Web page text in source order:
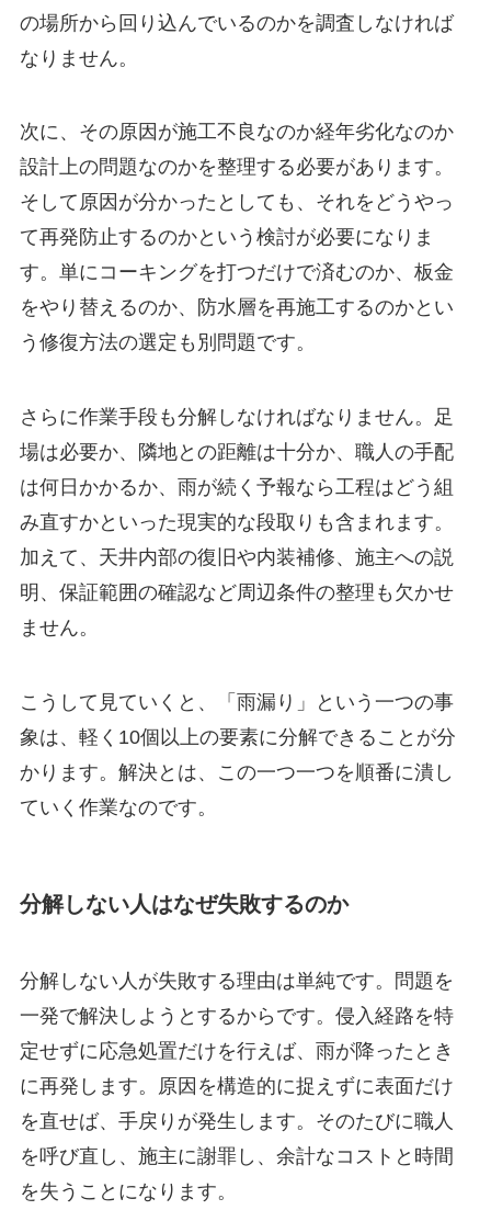
の場所から回り込んでいるのかを調査しなければ
なりません。
次に、その原因が施工不良なのか経年劣化なのか
設計上の問題なのかを整理する必要があります。
そして原因が分かったとしても、それをどうやっ
て再発防止するのかという検討が必要になりま
す。単にコーキングを打つだけで済むのか、板金
をやり替えるのか、防水層を再施工するのかとい
う修復方法の選定も別問題です。
さらに作業手段も分解しなければなりません。足
場は必要か、隣地との距離は十分か、職人の手配
は何日かかるか、雨が続く予報なら工程はどう組
み直すかといった現実的な段取りも含まれます。
加えて、天井内部の復旧や内装補修、施主への説
明、保証範囲の確認など周辺条件の整理も欠かせ
ません。
こうして見ていくと、「雨漏り」という一つの事
象は、軽く10個以上の要素に分解できることが分
かります。解決とは、この一つ一つを順番に潰し
ていく作業なのです。
分解しない人はなぜ失敗するのか
分解しない人が失敗する理由は単純です。問題を
一発で解決しようとするからです。侵入経路を特
定せずに応急処置だけを行えば、雨が降ったとき
に再発します。原因を構造的に捉えずに表面だけ
を直せば、手戻りが発生します。そのたびに職人
を呼び直し、施主に謝罪し、余計なコストと時間
を失うことになります。